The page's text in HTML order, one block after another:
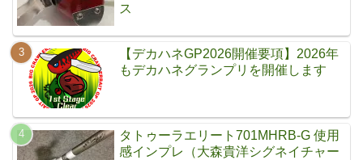
ス
【デカハネGP2026開催要項】2026年
もデカハネグランプリを開催します
タトゥーラエリート701MHRB-G 使用
感インプレ（大森貴洋シグネイチャー